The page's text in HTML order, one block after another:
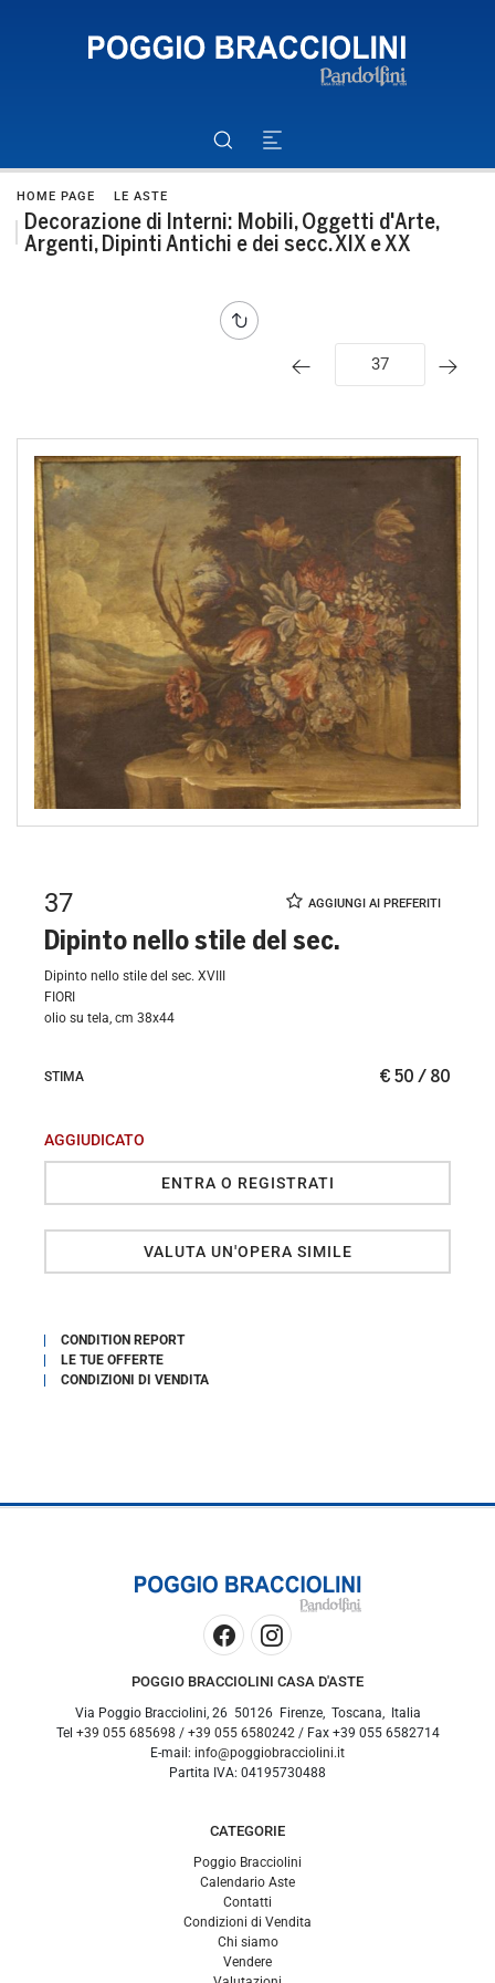
HOME PAGE LE ASTE
Decorazione di Interni: Mobili, Oggetti d'Arte,
Argenti, Dipinti Antichi e dei secc. XIX e XX
37
Dipinto nello stile del sec.
Dipinto nello stile del sec. XVIII
FIORI
olio su tela, cm 38x44
€ 50 / 80
STIMA
AGGIUDICATO
ENTRA O REGISTRATI
VALUTA UN'OPERA SIMILE
CONDITION REPORT
LE TUE OFFERTE
CONDIZIONI DI VENDITA
POGGIO BRACCIOLINI CASA D'ASTE
Via Poggio Bracciolini, 26 50126 Firenze, Toscana,
Italia
Tel +39 055 685698 / +39 055 6580242/ Fax +39 055 6582714
E-mail: info@poggiobracciolini.it
Partita IVA: 04195730488
CATEGORIE
Poggio Bracciolini
Calendario Aste
Contatti
Condizioni di Vendita
Chi siamo
Vendere